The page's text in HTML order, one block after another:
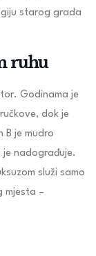
starog grada
ruhu
Godinama je
dok je
B je mudro
nadograđuje.
služi samo
mjesta –